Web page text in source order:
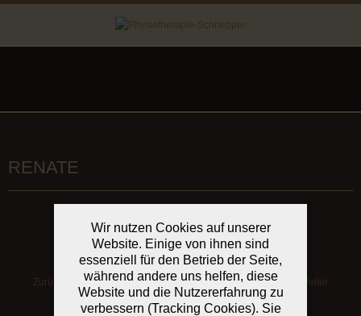
RENATE
Zurück Weiter
Wir nutzen Cookies auf unserer
Website. Einige von ihnen sind
essenziell für den Betrieb der Seite,
während andere uns helfen, diese
Website und die Nutzererfahrung zu
verbessern (Tracking Cookies). Sie